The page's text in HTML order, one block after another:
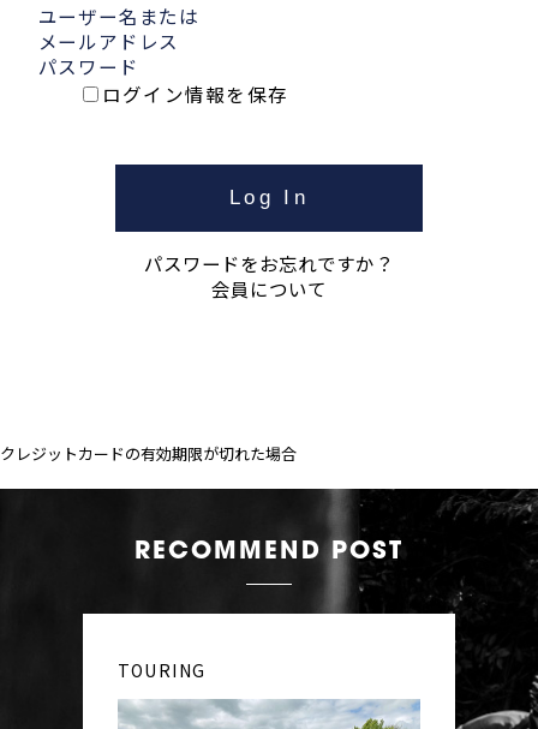
ユーザー名または
メールアドレス
パスワード
ログイン情報を保存
パスワードをお忘れですか？
会員について
クレジットカードの有効期限が切れた場合
RECOMMEND POST
TOURING